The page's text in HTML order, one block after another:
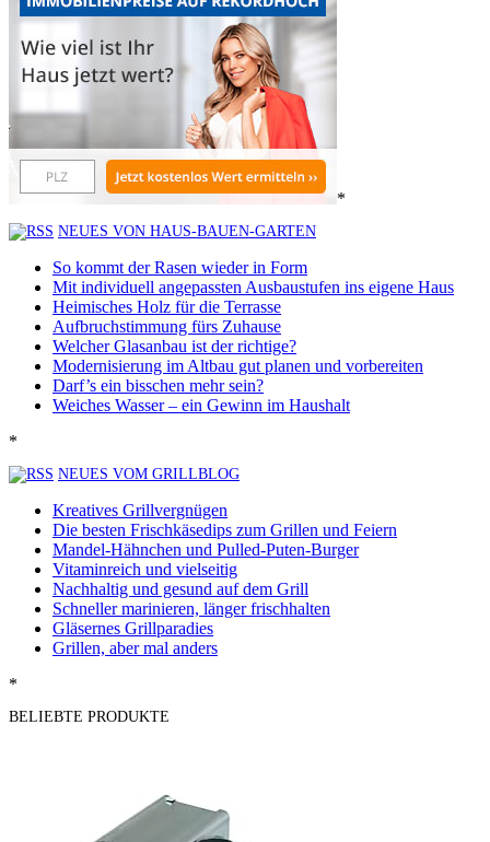
*
NEUES VON HAUS-BAUEN-GARTEN
So kommt der Rasen wieder in Form
Mit individuell angepassten Ausbaustufen ins eigene Haus
Heimisches Holz für die Terrasse
Aufbruchstimmung fürs Zuhause
Welcher Glasanbau ist der richtige?
Modernisierung im Altbau gut planen und vorbereiten
Darf’s ein bisschen mehr sein?
Weiches Wasser – ein Gewinn im Haushalt
*
NEUES VOM GRILLBLOG
Kreatives Grillvergnügen
Die besten Frischkäsedips zum Grillen und Feiern
Mandel-Hähnchen und Pulled-Puten-Burger
Vitaminreich und vielseitig
Nachhaltig und gesund auf dem Grill
Schneller marinieren, länger frischhalten
Gläsernes Grillparadies
Grillen, aber mal anders
*
BELIEBTE PRODUKTE